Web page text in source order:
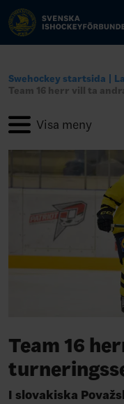
Swehockey startsida
Team 16 herr vill ta
Team 16
I slovakiska